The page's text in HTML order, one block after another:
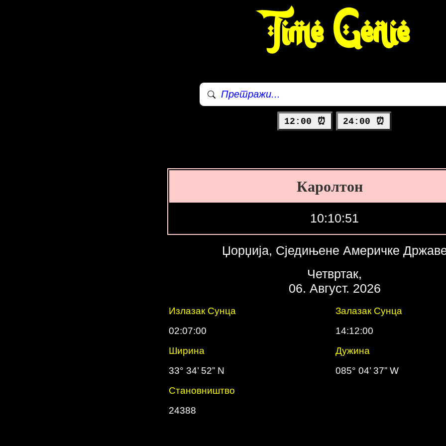
Time Genie
12:00 ⏰ 24:00 ⏰
Каролтон
10:10:52
Џорџија, Сједињене Америчке
Четвртак,
06. Август. 2026
Излазак Сунца
Залазак Сунца
02:07:00
14:12:00
Ширина
Дужинa
33° 34’ 52” N
085° 04’ 37” W
Cтановништво
24388